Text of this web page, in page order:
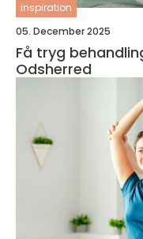
inspiration
05. December 2025
Få tryg
Odsherred